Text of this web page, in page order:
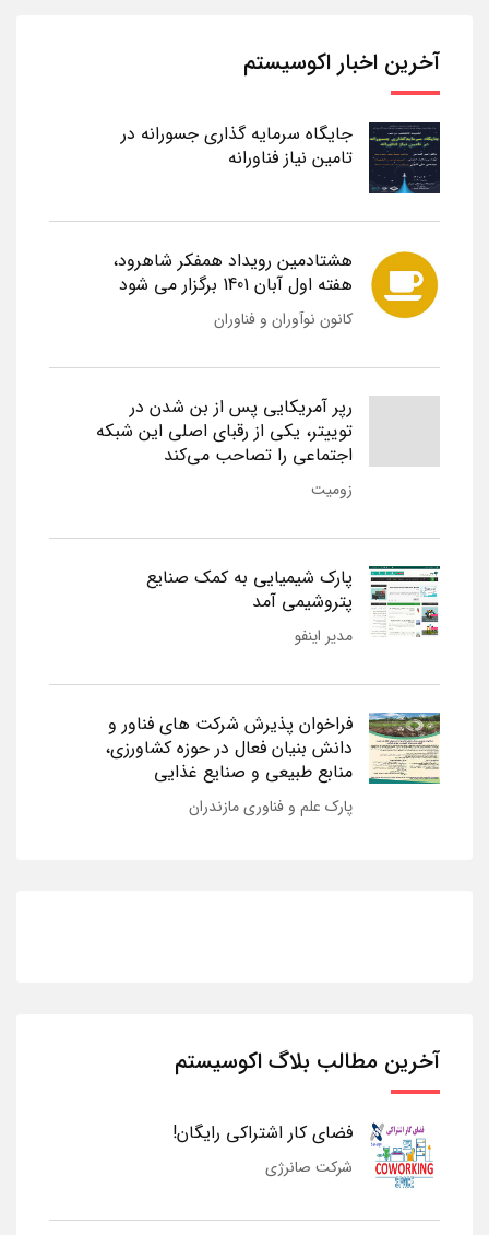
آخرین اخبار اکوسیستم
جایگاه سرمایه گذاری جسورانه در
تامین نیاز فناورانه
هشتادمین رویداد همفکر شاهرود،
هفته اول آبان 1401 برگزار می شود
کانون نوآوران و فناوران
رپر آمریکایی پس از بن شدن در
توییتر، یکی از رقبای اصلی این شبکه
اجتماعی را تصاحب می‌کند
زومیت
پارک شیمیایی به کمک صنایع
پتروشیمی آمد
مدیر اینفو
فراخوان پذیرش شرکت های فناور و
دانش بنیان فعال در حوزه کشاورزی،
منابع طبیعی و صنایع غذایی
پارک علم و فناوری مازندران
آخرین مطالب بلاگ اکوسیستم
فضای کار اشتراکی رایگان!
شرکت صانرژی